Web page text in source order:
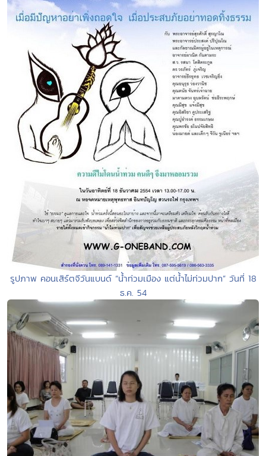
รูปภาพ คอนเสิร์ตจีวันแบนด์ “น้ำท่วมเมือง แต่น้ำไม่ท่วมปาก” วันที่ 18
ธ.ค. 54